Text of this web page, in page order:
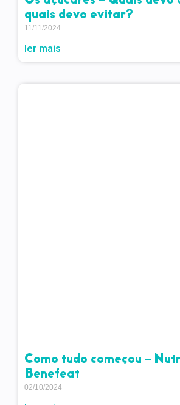
quais devo evitar?
11/11/2024
ler mais
Como tudo começou –
Benefeat
02/10/2024